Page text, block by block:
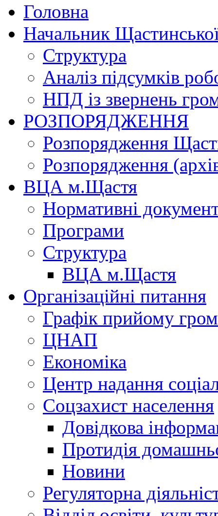
Головна
Начальник
Структура
Аналіз підсумків
НПД із звернень
РОЗПОРЯДЖЕННЯ
Розпорядження
Розпорядження
ВЦА м.Щастя
Нормативні
Програми
Структура
ВЦА м.Щастя
Організаційні питання
Графік прийому
ЦНАП
Економіка
Центр надання
Соцзахист населення
Довідкова
Протидія
Новини
Регуляторна